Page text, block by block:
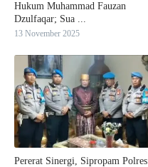
Hukum Muhammad Fauzan
Dzulfaqar; Sua ...
13 November 2025
Pererat Sinergi, Sipropam Polres